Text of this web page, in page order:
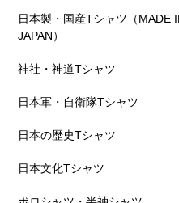
日本製・国産Tシャツ（MADE
JAPAN）
神社・神道Tシャツ
日本軍・自衛隊Tシャツ
日本の歴史Tシャツ
日本文化Tシャツ